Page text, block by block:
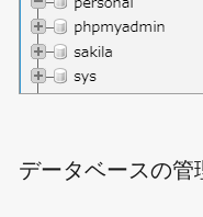
データベースの管